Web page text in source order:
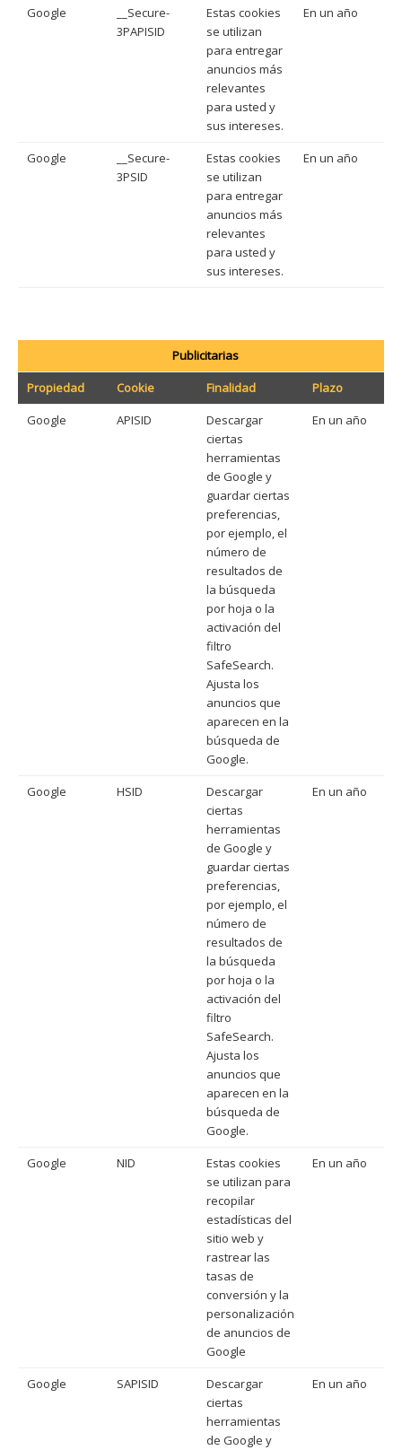
Google
__Secure-
3PAPISID
Estas cookies
se utilizan
para entregar
anuncios más
relevantes
para usted y
sus intereses.
En un año
Google
__Secure-
3PSID
Estas cookies
se utilizan
para entregar
anuncios más
relevantes
para usted y
sus intereses.
En un año
Publicitarias
Propiedad
Cookie Finalidad
Plazo
Google
APISID
Descargar
ciertas
herramientas
de Google y
guardar ciertas
preferencias,
por ejemplo, el
número de
resultados de
la búsqueda
por hoja o la
activación del
filtro
SafeSearch.
Ajusta los
anuncios que
aparecen en la
búsqueda de
Google.
En un año
Google HSID
Descargar
ciertas
herramientas
de Google y
guardar ciertas
preferencias,
por ejemplo, el
número de
resultados de
la búsqueda
por hoja o la
activación del
filtro
SafeSearch.
Ajusta los
anuncios que
aparecen en la
búsqueda de
Google.
En un año
Google NID
Estas cookies
se utilizan para
recopilar
estadísticas del
sitio web y
rastrear las
tasas de
conversión y la
personalización
de anuncios de
Google
En un año
Google SAPISID
Descargar
ciertas
herramientas
de Google y
En un año